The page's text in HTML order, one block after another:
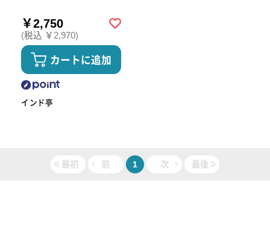
￥2,750
(税込 ￥2,970)
カートに追加
インド亭
最初 前 1 次 最後